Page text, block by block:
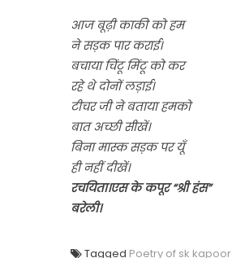
आज बूढ़ी काकी को हम
ने सड़क पार कराई।
बचाया चिंटू मिंटू को कर
रहे थे दोनों लड़ाई।
टीचर जी ने बताया हमको
बात अच्छी सीखें।
बिना मास्क सड़क पर यूँ
ही नहीं दीखें।
रचयिता।एस के कपूर “श्री हंस”
बरेली।
Tagged Poetry of sk kapoor